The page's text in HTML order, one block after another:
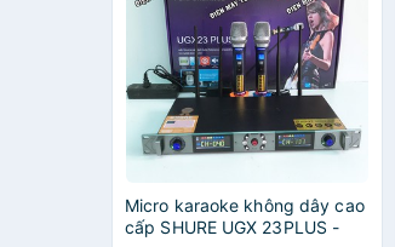
Micro karaoke không dây cao
cấp SHURE UGX 23PLUS -